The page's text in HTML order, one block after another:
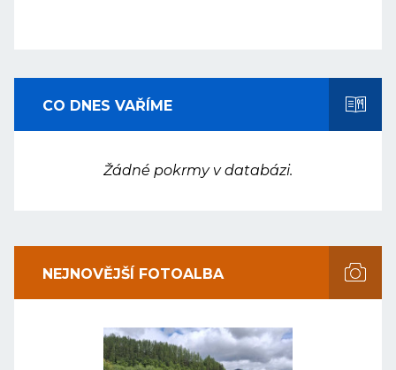
CO DNES VAŘÍME
Žádné pokrmy v databázi.
NEJNOVĚJŠÍ FOTOALBA